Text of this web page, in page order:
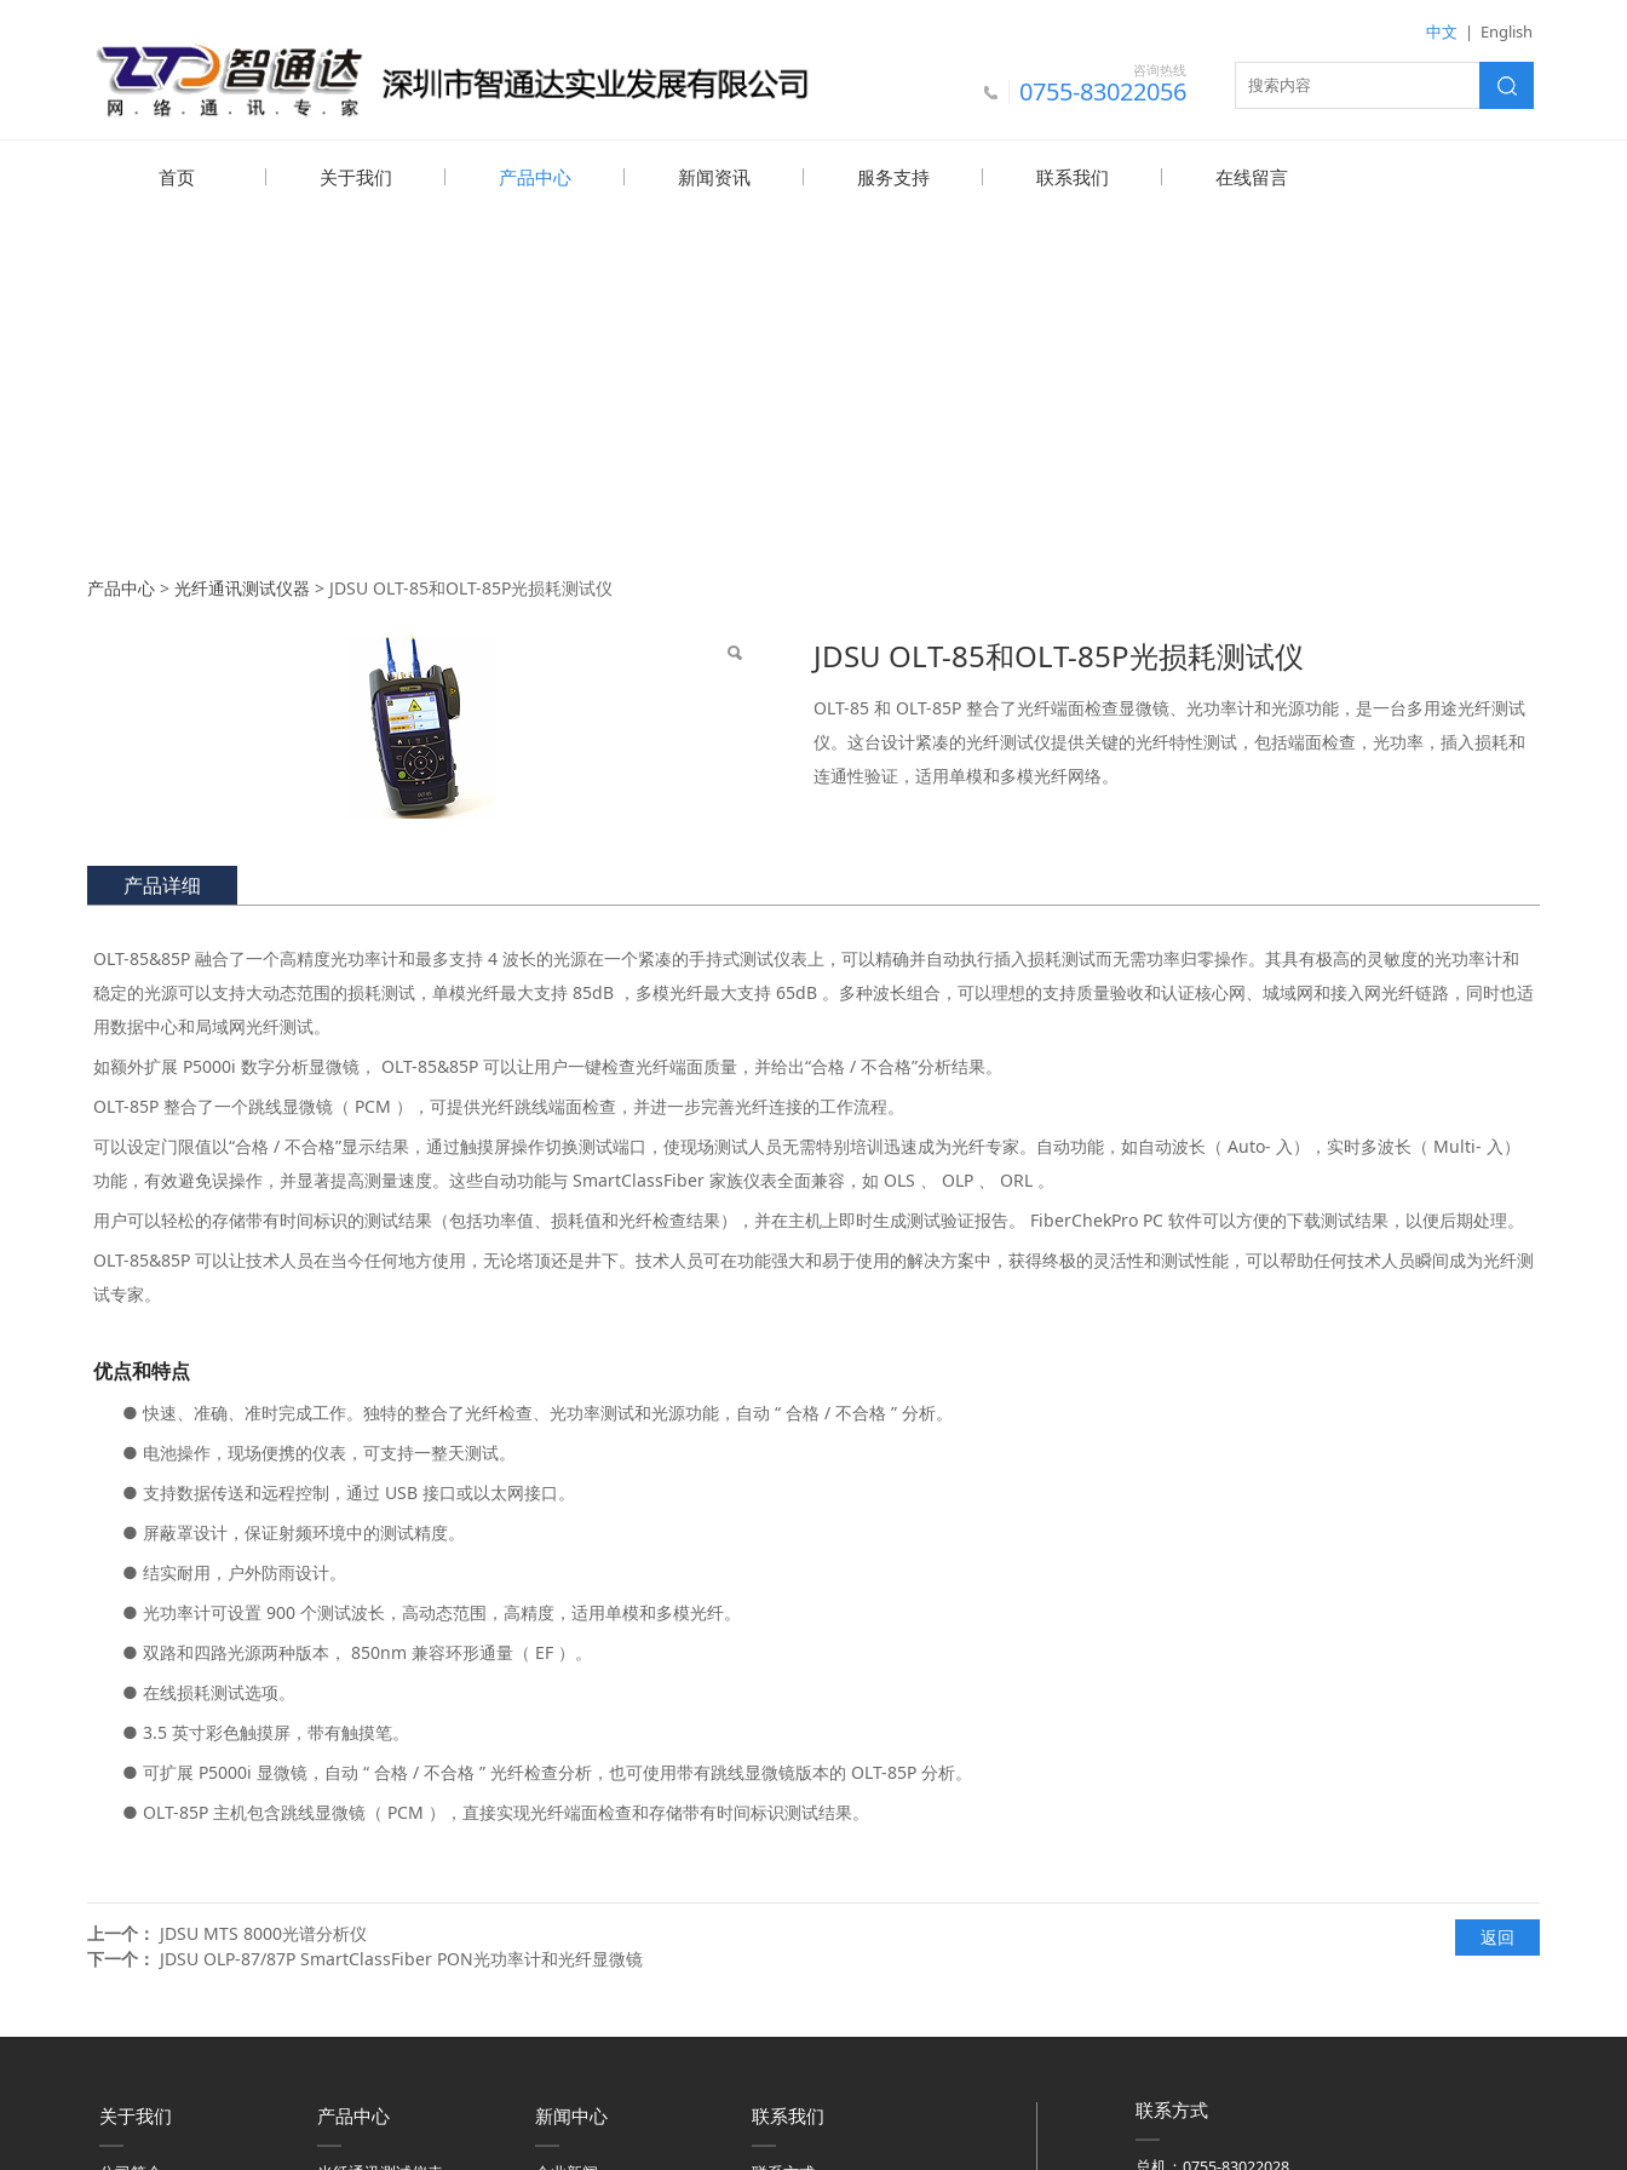
中文 | English
咨询热线
0755-83022056
首页 关于我们 产品中心 新闻资讯 服务支持 联系我们 在线留言
JDSU OLT-85和OLT-85P光损耗测试仪
产品中心 > 光纤通讯测试仪器 > JDSU OLT-85和OLT-85P光损耗测试仪
JDSU OLT-85和OLT-85P光损耗测试仪
OLT-85 和 OLT-85P 整合了光纤端面检查显微镜、光功率计和光源功能，是一台多用途光纤测试
仪。这台设计紧凑的光纤测试仪提供关键的光纤特性测试，包括端面检查，光功率，插入损耗和
连通性验证，适用单模和多模光纤网络。
产品详细
OLT-85&85P 融合了一个高精度光功率计和最多支持 4 波长的光源在一个紧凑的手持式测试仪表上，可以精确并自动执行插入损耗测试而无需功率归零操作。其具有极高的灵敏度的光功率计和
稳定的光源可以支持大动态范围的损耗测试，单模光纤最大支持 85dB ，多模光纤最大支持 65dB 。多种波长组合，可以理想的支持质量验收和认证核心网、城域网和接入网光纤链路，同时也适
用数据中心和局域网光纤测试。
如额外扩展 P5000i 数字分析显微镜， OLT-85&85P 可以让用户一键检查光纤端面质量，并给出“合格 / 不合格”分析结果。
OLT-85P 整合了一个跳线显微镜（ PCM ），可提供光纤跳线端面检查，并进一步完善光纤连接的工作流程。
可以设定门限值以“合格 / 不合格”显示结果，通过触摸屏操作切换测试端口，使现场测试人员无需特别培训迅速成为光纤专家。自动功能，如自动波长（ Auto- 入），实时多波长（ Multi- 入）
功能，有效避免误操作，并显著提高测量速度。这些自动功能与 SmartClassFiber 家族仪表全面兼容，如 OLS 、 OLP 、 ORL 。
用户可以轻松的存储带有时间标识的测试结果（包括功率值、损耗值和光纤检查结果），并在主机上即时生成测试验证报告。 FiberChekPro PC 软件可以方便的下载测试结果，以便后期处理。
OLT-85&85P 可以让技术人员在当今任何地方使用，无论塔顶还是井下。技术人员可在功能强大和易于使用的解决方案中，获得终极的灵活性和测试性能，可以帮助任何技术人员瞬间成为光纤测
试专家。
优点和特点
● 快速、准确、准时完成工作。独特的整合了光纤检查、光功率测试和光源功能，自动 “ 合格 / 不合格 ” 分析。
● 电池操作，现场便携的仪表，可支持一整天测试。
● 支持数据传送和远程控制，通过 USB 接口或以太网接口。
● 屏蔽罩设计，保证射频环境中的测试精度。
● 结实耐用，户外防雨设计。
● 光功率计可设置 900 个测试波长，高动态范围，高精度，适用单模和多模光纤。
● 双路和四路光源两种版本， 850nm 兼容环形通量（ EF ）。
● 在线损耗测试选项。
● 3.5 英寸彩色触摸屏，带有触摸笔。
● 可扩展 P5000i 显微镜，自动 “ 合格 / 不合格 ” 光纤检查分析，也可使用带有跳线显微镜版本的 OLT-85P 分析。
● OLT-85P 主机包含跳线显微镜（ PCM ），直接实现光纤端面检查和存储带有时间标识测试结果。
上一个： JDSU MTS 8000光谱分析仪
下一个： JDSU OLP-87/87P SmartClassFiber PON光功率计和光纤显微镜
返回
关于我们 产品中心 新闻中心 联系我们 联系方式